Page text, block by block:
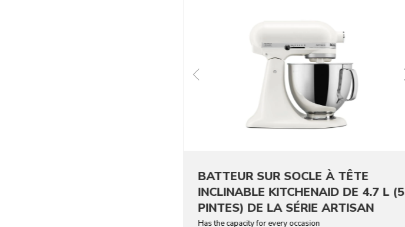
BATTEUR SUR SOCLE À TÊTE
INCLINABLE KITCHENAID DE 4.7 L (5
PINTES) DE LA SÉRIE ARTISAN
Has the capacity for every occasion